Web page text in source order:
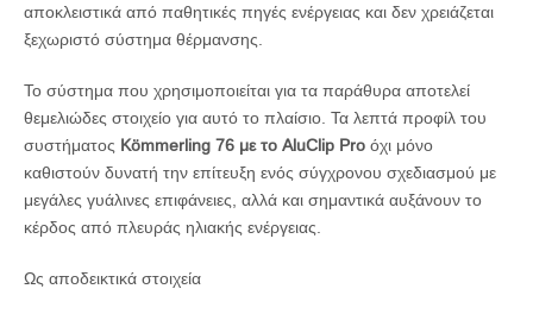
αποκλειστικά από παθητικές πηγές ενέργειας και δεν χρειάζεται
ξεχωριστό σύστημα θέρμανσης.
Το σύστημα που χρησιμοποιείται για τα παράθυρα αποτελεί
θεμελιώδες στοιχείο για αυτό το πλαίσιο. Τα λεπτά προφίλ του
συστήματος Kömmerling 76 με το AluClip Pro όχι μόνο
καθιστούν δυνατή την επίτευξη ενός σύγχρονου σχεδιασμού με
μεγάλες γυάλινες επιφάνειες, αλλά και σημαντικά αυξάνουν το
κέρδος από πλευράς ηλιακής ενέργειας.
Ως αποδεικτικά στοιχεία